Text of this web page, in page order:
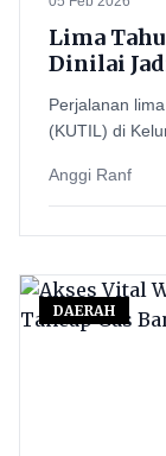
Lima
Dinilai
Perjalanan
(KUTIL) di
Anggi Ranf
DAERAH